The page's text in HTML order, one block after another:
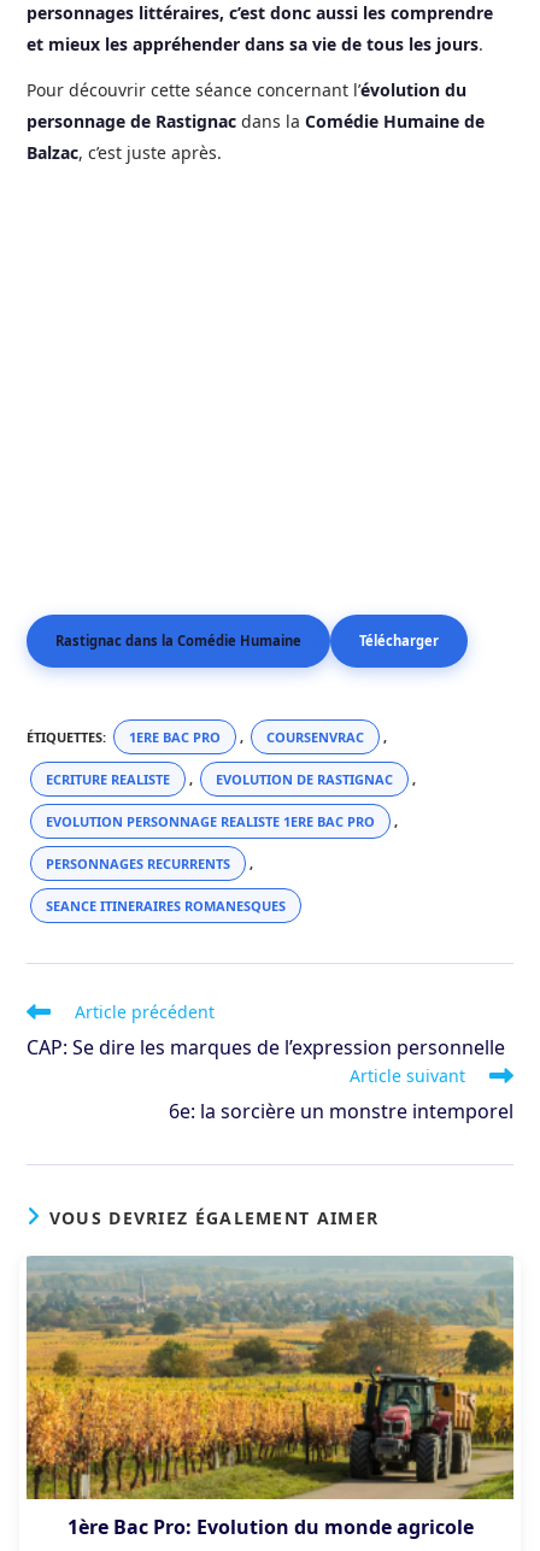
personnages littéraires, c’est donc aussi les comprendre
et mieux les appréhender dans sa vie de tous les jours.
Pour découvrir cette séance concernant l’évolution du
personnage de Rastignac dans laComédie Humaine de
Balzac, c’est juste après.
Rastignac dans la Comédie Humaine Télécharger
ÉTIQUETTES: 1ERE BAC PRO , COURSENVRAC ,
ECRITURE REALISTE , EVOLUTION DE RASTIGNAC ,
EVOLUTION PERSONNAGE REALISTE 1ERE BAC PRO ,
PERSONNAGES RECURRENTS ,
SEANCE ITINERAIRES ROMANESQUES
Read
articles
Article précédent
CAP: Se dire les marques de l’expression personnelle
Article suivant
6e: la sorcière un monstre intemporel
VOUS DEVRIEZ ÉGALEMENT AIMER
1ère Bac Pro: Evolution du monde agricole